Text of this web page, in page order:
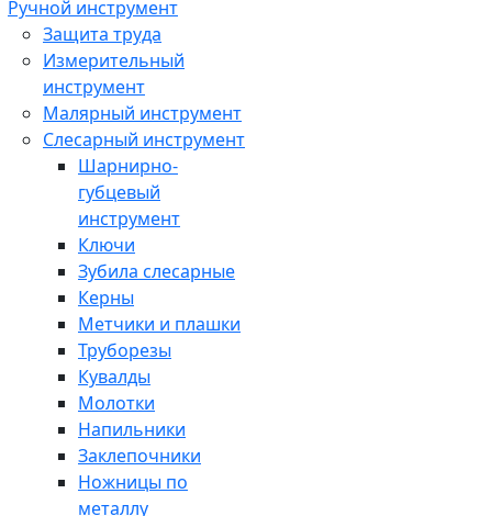
Ручной инструмент
Защита труда
Измерительный
инструмент
Малярный инструмент
Слесарный инструмент
Шарнирно-
губцевый
инструмент
Ключи
Зубила слесарные
Керны
Метчики и плашки
Труборезы
Кувалды
Молотки
Напильники
Заклепочники
Ножницы по
металлу